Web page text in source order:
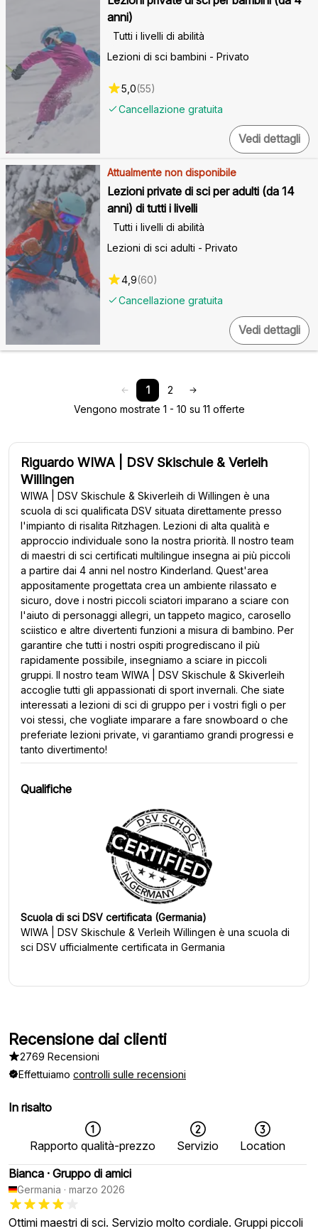
anni)
Lezioni di sci bambini - Privato
Tutti i livelli di abilità
Cancellazione gratuita
5,0(55)
Vedi dettagli
Attualmente non disponibile
Lezioni private di sci per adulti (da 14
anni) di tutti i livelli
Lezioni di sci adulti - Privato
Tutti i livelli di abilità
Cancellazione gratuita
4,9(60)
Vedi dettagli
1
2
Vengono mostrate 1 - 10 su 11 offerte
Riguardo WIWA | DSV Skischule & Verleih
Willingen
WIWA | DSV Skischule & Skiverleih di Willingen è una
scuola di sci qualificata DSV situata direttamente presso
l'impianto di risalita Ritzhagen. Lezioni di alta qualità e
approccio individuale sono la nostra priorità. Il nostro team
di maestri di sci certificati multilingue insegna ai più piccoli
a partire dai 4 anni nel nostro Kinderland. Quest'area
appositamente progettata crea un ambiente rilassato e
sicuro, dove i nostri piccoli sciatori imparano a sciare con
l'aiuto di personaggi allegri, un tappeto magico, carosello
sciistico e altre divertenti funzioni a misura di bambino. Per
garantire che tutti i nostri ospiti progrediscano il più
rapidamente possibile, insegniamo a sciare in piccoli
gruppi. Il nostro team WIWA | DSV Skischule & Skiverleih
accoglie tutti gli appassionati di sport invernali. Che siate
interessati a lezioni di sci di gruppo per i vostri figli o per
voi stessi, che vogliate imparare a fare snowboard o che
preferiate lezioni private, vi garantiamo grandi progressi e
tanto divertimento!
Qualifiche
Scuola di sci DSV certificata (Germania)
WIWA | DSV Skischule & Verleih Willingen è una scuola di
sci DSV ufficialmente certificata in Germania
Recensione dai clienti
2769 Recensioni
Effettuiamo controlli sulle recensioni
In risalto
Rapporto qualità-prezzo Servizio
Location
Bianca · Gruppo di amici
Germania · marzo 2026
Ottimi maestri di sci. Servizio molto cordiale. Gruppi piccoli